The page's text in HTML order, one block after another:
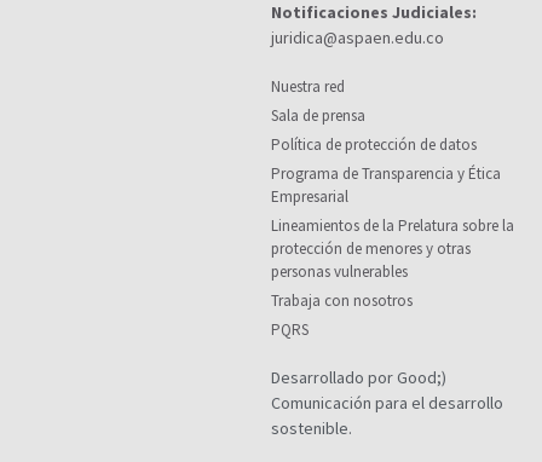
Notificaciones Judiciales:
juridica@aspaen.edu.co
Nuestra red
Sala de prensa
Política de protección de datos
Programa de Transparencia y Ética
Empresarial
Lineamientos de la Prelatura sobre la
protección de menores y otras
personas vulnerables
Trabaja con nosotros
PQRS
Desarrollado por Good;)
Comunicación para el desarrollo
sostenible.